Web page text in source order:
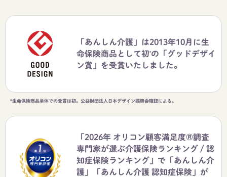
「あんしん介護」は2013年10月に生
命保険商品として初*の「グッドデザイ
ン賞」を受賞いたしました。
*生命保険商品単体での受賞は初。公益財団法人日本デザイン振興会確認による。
「2026年 オリコン顧客満足度®調査
専門家が選ぶ介護保険ランキング / 認
知症保険ランキング」で「あんしん介
護」「あんしん介護 認知症保険」が